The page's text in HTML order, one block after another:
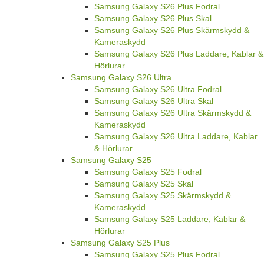
Samsung Galaxy S26 Plus Fodral
Samsung Galaxy S26 Plus Skal
Samsung Galaxy S26 Plus Skärmskydd &
Kameraskydd
Samsung Galaxy S26 Plus Laddare, Kablar &
Hörlurar
Samsung Galaxy S26 Ultra
Samsung Galaxy S26 Ultra Fodral
Samsung Galaxy S26 Ultra Skal
Samsung Galaxy S26 Ultra Skärmskydd &
Kameraskydd
Samsung Galaxy S26 Ultra Laddare, Kablar
& Hörlurar
Samsung Galaxy S25
Samsung Galaxy S25 Fodral
Samsung Galaxy S25 Skal
Samsung Galaxy S25 Skärmskydd &
Kameraskydd
Samsung Galaxy S25 Laddare, Kablar &
Hörlurar
Samsung Galaxy S25 Plus
Samsung Galaxy S25 Plus Fodral